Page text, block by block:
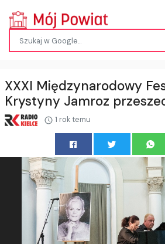
XXXI Międzynarodowy
Krystyny Jamroz
1 rok temu